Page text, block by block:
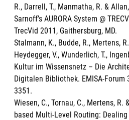
R., Darrell, T., Manmatha, R. &
Sarnoff’s AURORA System @
TrecVid 2011, Gaithersburg, MD.
Stalmann, K., Budde, R., Mertens,
Heydegger, V., Wunderlich, T.,
Kultur im Wissensnetz – Die
Digitalen Bibliothek. EMISA-Forum
3351.
Wiesen, C., Tornau, C., Mertens,
based Multi-Level Routing: